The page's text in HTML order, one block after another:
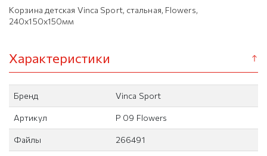
Корзина детская Vinca Sport, стальная, Flowers,
240x150x150мм
Характеристики
Бренд Vinca Sport
Артикул P 09 Flowers
Файлы 266491